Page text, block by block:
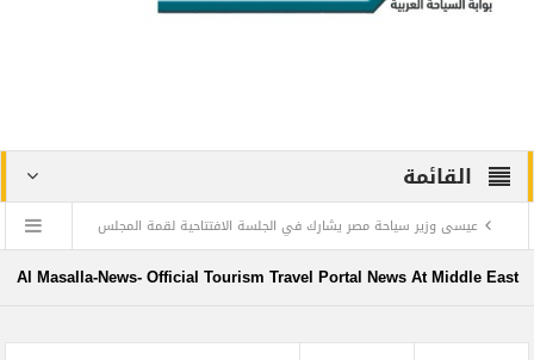
القائمة
عيسى وزير سياحة مصر يشارك في الجلسة الافتتاحية لقمة المجلس
الدولي للسفر والسياحة
Al Masalla-News- Official Tourism Travel Portal News At Middle East